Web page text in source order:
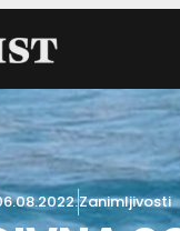
Zanimljivosti